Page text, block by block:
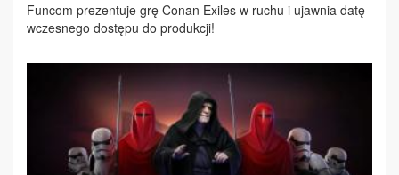
Fun­com pre­zen­tu­je grę Co­nan Exi­les w ru­chu i ujaw­nia da­tę
wcze­sne­go do­stę­pu do pro­duk­cji!